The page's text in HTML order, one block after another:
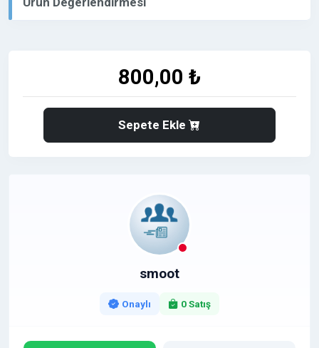
kriterlerine tam uyumludur. Bu durum, sitenize
aktarılacak organik otoriteyi maksimuma çıkarır.
Semantik Mimari ve SEO Uzmanı Kontrolü: Sitedeki
için arama motorlarında ışık hızında indexlenir ve
anahtar kelimenizde doğrudan yükselme etkisi
topluluklarından düzenli, temiz ve filtrelenmemiş hit
popülaritesi değil, markanıza doğrudan yönelecek
800,00 ₺
Sepete Ekle
smoot
Onaylı 0 Satış